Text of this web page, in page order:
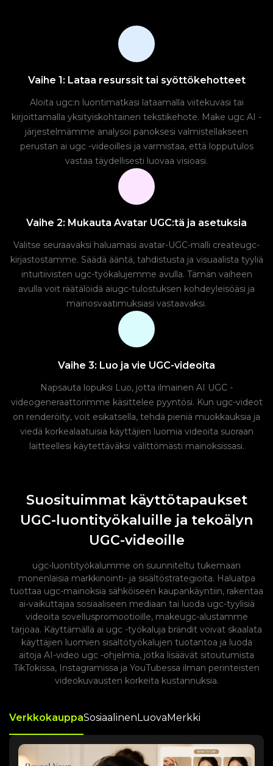
Vaihe 1: Lataa resurssit tai syöttökehotteet
Aloita ugc:n luontimatkasi lataamalla viitekuvasi tai
kirjoittamalla yksityiskohtainen tekstikehote. Make ugc AI -
järjestelmämme analysoi panoksesi valmistellakseen
perustan ai ugc -videoillesi ja varmistaa, että lopputulos
vastaa täydellisesti luovaa visioasi.
Vaihe 2: Mukauta Avatar UGC:tä ja asetuksia
Valitse seuraavaksi haluamasi avatar-UGC-malli createugc-
kirjastostamme. Säädä ääntä, tahdistusta ja visuaalista tyyliä
intuitiivisten ugc-työkalujemme avulla. Tämän vaiheen
avulla voit räätälöidä aiugc-tulostuksen kohdeyleisöäsi ja
mainosvaatimuksiasi vastaavaksi.
Vaihe 3: Luo ja vie UGC-videoita
Napsauta lopuksi Luo, jotta ilmainen AI UGC -
videogeneraattorimme käsittelee pyyntösi. Kun ugc-videot
on renderöity, voit esikatsella, tehdä pieniä muokkauksia ja
viedä korkealaatuisia käyttäjien luomia videoita suoraan
laitteellesi käytettäväksi välittömästi mainoksissasi.
Suosituimmat käyttötapaukset
UGC-luontityökaluille ja tekoälyn
UGC-videoille
ugc-luontityökalumme on suunniteltu tukemaan
monenlaisia ​​markkinointi- ja sisältöstrategioita. Haluatpa
tuottaa ugc-mainoksia sähköiseen kaupankäyntiin, rakentaa
ai-vaikuttajaa sosiaaliseen mediaan tai luoda ugc-tyylisiä
videoita sovelluspromootioille, makeugc-alustamme
tarjoaa. Käyttämällä ai ugc -työkaluja brändit voivat skaalata
käyttäjien luomien sisältötyökalujen tuotantoa ja luoda
aitoja AI-video ugc -ohjelmia, jotka lisäävät sitoutumista
TikTokissa, Instagramissa ja YouTubessa ilman perinteisten
videokuvausten korkeita kustannuksia.
VerkkokauppaSosiaalinenLuovaMerkki